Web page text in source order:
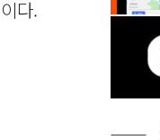
다.